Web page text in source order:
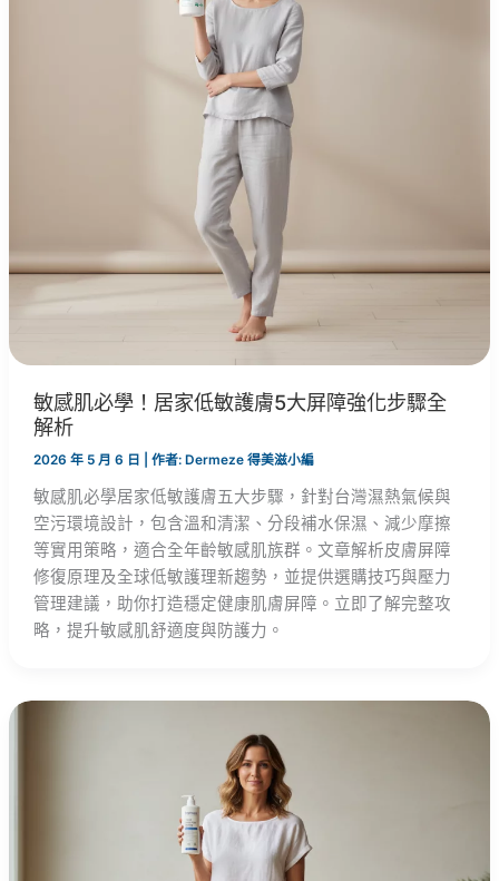
敏感肌必學！居家低敏護膚5大屏障強化步驟全
解析
2026 年 5 月 6 日 | 作者: Dermeze 得美滋小編
敏感肌必學居家低敏護膚五大步驟，針對台灣濕熱氣候與
空污環境設計，包含溫和清潔、分段補水保濕、減少摩擦
等實用策略，適合全年齡敏感肌族群。文章解析皮膚屏障
修復原理及全球低敏護理新趨勢，並提供選購技巧與壓力
管理建議，助你打造穩定健康肌膚屏障。立即了解完整攻
略，提升敏感肌舒適度與防護力。